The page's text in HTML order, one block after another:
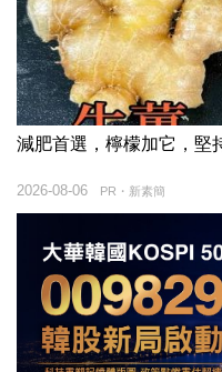
減肥首選，檸檬加它，堅
PR・新素簡
2026-08-06